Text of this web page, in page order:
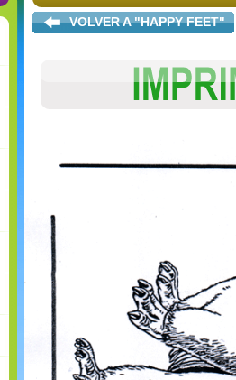
VOLVER A "HAPPY FEET"